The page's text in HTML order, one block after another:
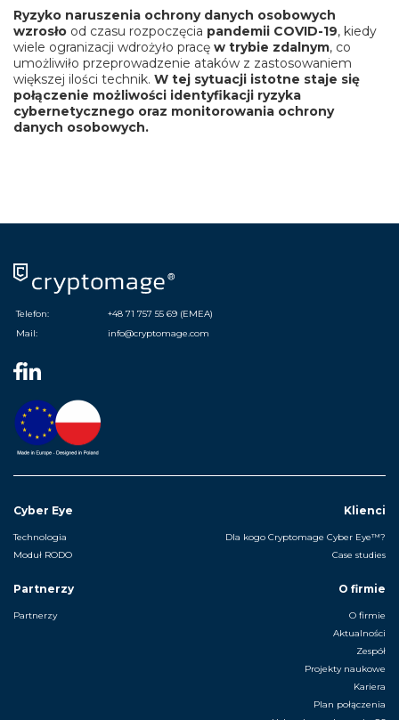
Ryzyko naruszenia ochrony danych osobowych
wzrosło od czasu rozpoczęcia pandemii COVID-19, kiedy
wiele ogranizacji wdrożyło pracę w trybie zdalnym, co
umożliwiło przeprowadzenie ataków z zastosowaniem
większej ilości technik. W tej sytuacji istotne staje się
połączenie możliwości identyfikacji ryzyka
cybernetycznego oraz monitorowania ochrony
danych osobowych.
Telefon:
+48 71 757 55 69 (EMEA)
Mail:
info@cryptomage.com
Cyber Eye
Technologia
Moduł RODO
Klienci
Dla kogo Cryptomage Cyber Eye™?
Case studies
Partnerzy
Partnerzy
O firmie
O firmie
Aktualności
Zespół
Projekty naukowe
Kariera
Plan połączenia